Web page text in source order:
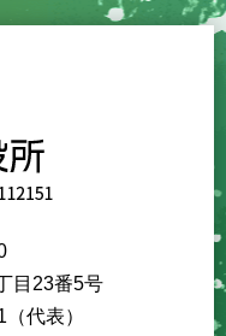
目23番5号
代表）